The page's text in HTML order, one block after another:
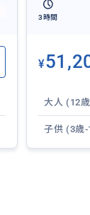
3時間
¥
大人 (12
子供 (3歳-